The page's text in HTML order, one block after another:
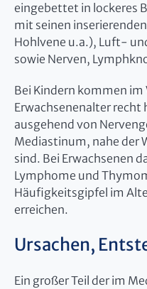
eingebettet in lockeres
mit seinen
Hohlvene u.a.), Luft-
sowie Nerven,
Bei Kindern kommen im
Erwachsenenalter
ausgehend von
Mediastinum, nahe der
sind. Bei Erwachsenen
Lymphome und
Häufigkeitsgipfel im
erreichen.
Ursachen,
Ein großer Teil der im